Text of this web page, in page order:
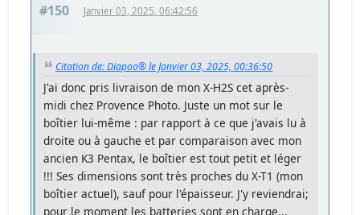
#150 Janvier 03, 2025, 06:42:56
Citation de: Diapoo® le Janvier 03, 2025, 00:36:50
J'ai donc pris livraison de mon X-H2S cet après-
midi chez Provence Photo. Juste un mot sur le
boîtier lui-même : par rapport à ce que j'avais lu à
droite ou à gauche et par comparaison avec mon
ancien K3 Pentax, le boîtier est tout petit et léger
!!! Ses dimensions sont très proches du X-T1 (mon
boîtier actuel), sauf pour l'épaisseur. J'y reviendrai;
pour le moment les batteries sont en charge...